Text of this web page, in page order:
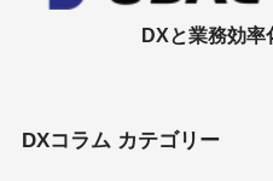
DXと業務効率
DXコラム カテゴリー